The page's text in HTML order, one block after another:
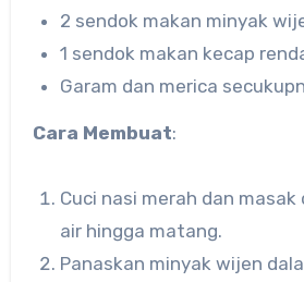
2 sendok makan minyak
1 sendok makan kecap
Garam dan merica
Cara Membuat:
Cuci nasi merah dan
air hingga matang.
Panaskan minyak wijen